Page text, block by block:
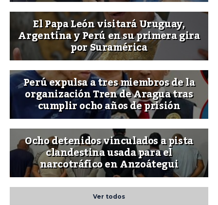
El Papa León visitará Uruguay,
Argentina y Perú en su primera gira
por Suramérica
Perú expulsa a tres miembros de la
organización Tren de Aragua tras
cumplir ocho años de prisión
Ocho detenidos vinculados a pista
clandestina usada para el
narcotráfico en Anzoátegui
Ver todos